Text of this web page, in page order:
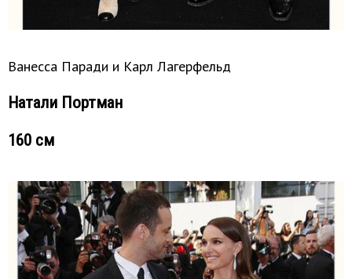
Ванесса Паради и Карл Лагерфельд
Натали Портман
160 см